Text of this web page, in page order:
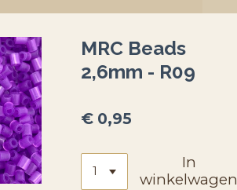
MRC Beads
2,6mm - R09
€ 0,95
In